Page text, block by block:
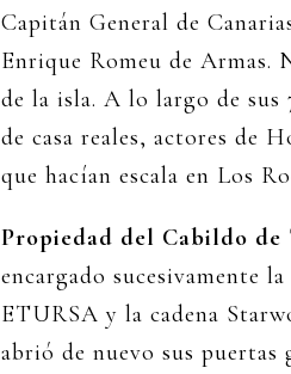
Capitán General de
Enrique Romeu de Armas.
de la isla. A lo largo de sus
de casa reales, actores de
que hacían escala en Los
Propiedad del Cabildo de
encargado sucesivamente
ETURSA y la cadena
abrió de nuevo sus